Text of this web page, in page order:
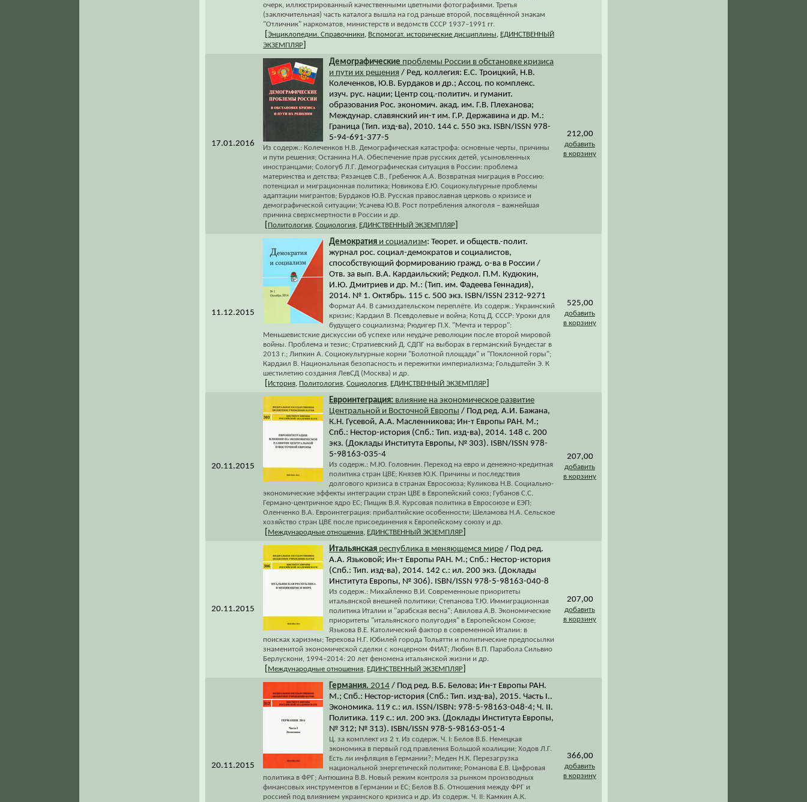
очерк, иллюстрированный качественными цветными фотографиями. Третья
(заключительная) часть каталога вышла на год раньше второй, посвящённой знакам
"Отличник" наркоматов, министерств и ведомств СССР 1937–1991 гг.
Энциклопедии. Справочники Вспомогат. исторические дисциплины
ЕДИНСТВЕННЫЙ
ЭКЗЕМПЛЯР
17.01.2016
Демографические проблемы России в обстановке кризиса
и пути их решения / Ред. коллегия: Е.С. Троицкий, Н.В.
Колеченков, Ю.В. Бурдаков и др.; Ассоц. по комплекс.
изуч. рус. нации; Центр соц.-политич. и гуманит.
образования Рос. экономич. акад. им. Г.В. Плеханова;
Междунар. славянский ин-т им. Г.Р. Державина и др. М.:
Граница (Тип. изд-ва), 2010. 144 с. 550 экз. ISBN/ISSN 978-
5-94-691-377-5
Из содерж.: Колеченков Н.В. Демографическая катастрофа: основные черты, причины
и пути решения; Останина Н.А. Обеспечение прав русских детей, усыновленных
иностранцами; Сологуб Л.Г. Демографическая ситуация в России: проблема
материнства и детства; Рязанцев С.В., Гребенюк А.А. Возвратная миграция в Россию:
потенциал и миграционная политика; Новикова Е.Ю. Социокультурные проблемы
адаптации мигрантов; Бурдаков Ю.В. Русская православная церковь о кризисе и
демографической ситуации; Усачева Ю.В. Рост потребления алкоголя – важнейшая
причина сверхсмертности в России и др.
Политология Социология ЕДИНСТВЕННЫЙ ЭКЗЕМПЛЯР
212,00
добавить
в корзину
11.12.2015
Демократия и социализм: Теорет. и обществ.-полит.
журнал рос. социал-демократов и социалистов,
способствующий формированию гражд. о-ва в России /
Отв. за вып. В.А. Кардаильский; Редкол. П.М. Кудюкин,
И.Ю. Дмитриев и др. М.: (Тип. им. Фадеева Геннадия),
2014. № 1. Октябрь. 115 с. 500 экз. ISBN/ISSN 2312-9271
Формат А4. В самиздательском переплёте. Из содерж.: Украинский
кризис; Кардаил В. Псевдолевые и война; Котц Д. СССР: Уроки для
будущего социализма; Рюдигер П.Х. "Мечта и террор":
Меньшевистские дискуссии об успехе или неудаче революции после второй мировой
войны. Проблема и тезис; Стратиевский Д. СДПГ на выборах в германский Бундестаг в
2013 г.; Липкин А. Социокультурные корни "Болотной площади" и "Поклонной горы";
Кардаил В. Национальная безопасность и пережитки империализма; Гольдштейн Э. К
шестилетию создания ЛевСД (Москва) и др.
История Политология Социология ЕДИНСТВЕННЫЙ ЭКЗЕМПЛЯР
525,00
добавить
в корзину
20.11.2015
Евроинтеграция: влияние на экономическое развитие
Центральной и Восточной Европы / Под ред. А.И. Бажана,
К.Н. Гусевой, А.А. Масленникова; Ин-т Европы РАН. М.;
Спб.: Нестор-история (Спб.: Тип. изд-ва), 2014. 148 с. 200
экз. (Доклады Института Европы, № 303). ISBN/ISSN 978-
5-98163-035-4
Из содерж.: М.Ю. Головнин. Переход на евро и денежно-кредитная
политика стран ЦВЕ; Князев Ю.К. Причины и последствия
долгового кризиса в странах Евросоюза; Куликова Н.В. Социально-
экономические эффекты интеграции стран ЦВЕ в Европейский союз; Губанов С.С.
Германо-центричное ядро ЕС; Пищик В.Я. Курсовая политика в Евросоюзе и ЕЭП;
Оленченко В.А. Евроинтеграция: прибалтийские особенности; Шеламова Н.А. Сельское
хозяйство стран ЦВЕ после присоединения к Европейскому союзу и др.
Международные отношения ЕДИНСТВЕННЫЙ ЭКЗЕМПЛЯР
207,00
добавить
в корзину
20.11.2015
Итальянская республика в меняющемся мире / Под ред.
А.А. Язьковой; Ин-т Европы РАН. М.; Спб.: Нестор-история
(Спб.: Тип. изд-ва), 2014. 142 с.: ил. 200 экз. (Доклады
Института Европы, № 306). ISBN/ISSN 978-5-98163-040-8
Из содерж.: Михайленко В.И. Современноые приоритеты
итальянской внешней политики; Степанова Т.Ю. Иммиграционная
политика Италии и "арабская весна"; Авилова А.В. Экономические
приоритеты "итальянского полугодия" в Европейском Союзе;
Язькова В.Е. Католический фактор в современной Италии: в
поисках харизмы; Терехова Н.Г. Юбилей города Тольятти и политические предпосылки
знаменитой экономической сделки с концерном ФИАТ; Любин В.П. Парабола Сильвио
Берлускони, 1994–2014: 20 лет феномена итальянской жизни и др.
Международные отношения ЕДИНСТВЕННЫЙ ЭКЗЕМПЛЯР
207,00
добавить
в корзину
20.11.2015
Германия. 2014 / Под ред. В.Б. Белова; Ин-т Европы РАН.
М.; Спб.: Нестор-история (Спб.: Тип. изд-ва), 2015. Часть I..
Экономика. 119 с.: ил. ISSN/ISBN: 978-5-98163-048-4; Ч. II.
Политика. 119 с.: ил. 200 экз. (Доклады Института Европы,
№ 312; № 313). ISBN/ISSN 978-5-98163-051-4
Ц. за комплект из 2 т. Из содерж. Ч. I: Белов В.Б. Немецкая
экономика в первый год правления Большой коалиции; Ходов Л.Г.
Есть ли инфляция в Германии?; Меден Н.К. Перезагрузка
национальной энергетическй политике; Романова Е.В. Цифровая
политика в ФРГ; Антюшина В.В. Новый режим контроля за рынком производных
финансовых инструментов в Германии и ЕС; Белов В.Б. Отношения между ФРГ и
россией под влиянием украинского кризиса и др. Из содерж. Ч. II: Камкин А.К.
366,00
добавить
в корзину